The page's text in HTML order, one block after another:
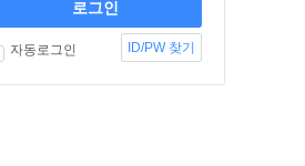
자동로그인 ID/PW 찾기